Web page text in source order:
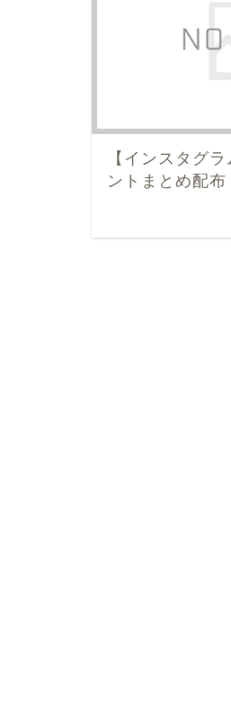
【インスタグ
ントまとめ配布